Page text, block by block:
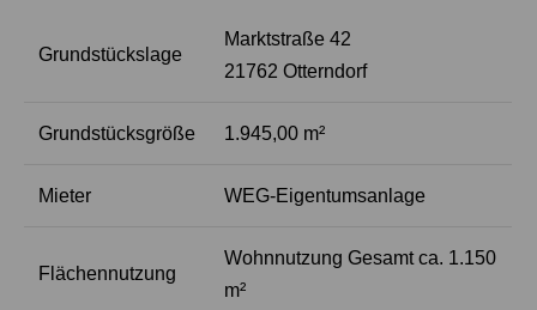
Grundstückslage
Marktstraße 42
21762 Otterndorf
Grundstücksgröße 1.945,00 m²
Mieter WEG-Eigentumsanlage
Flächennutzung
Wohnnutzung Gesamt ca. 1.150
m²